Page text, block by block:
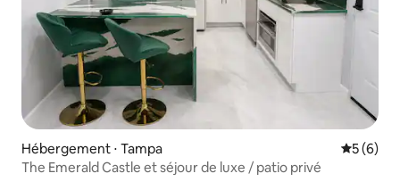
Hébergement ⋅ Tampa
5 (6)
The Emerald Castle et séjour de luxe / patio privé